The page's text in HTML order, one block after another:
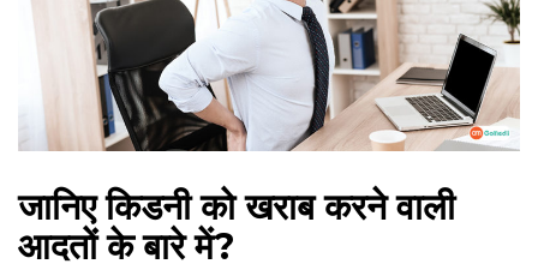
जानिए किडनी को खराब करने वाली
आदतों के बारे में?